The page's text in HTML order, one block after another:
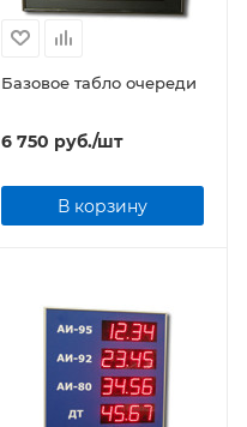
Базовое табло очереди
6 750 руб./шт
В корзину